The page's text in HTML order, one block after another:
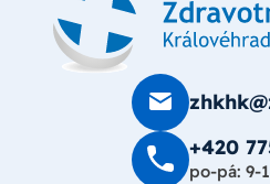
+420
po-pá: 9-